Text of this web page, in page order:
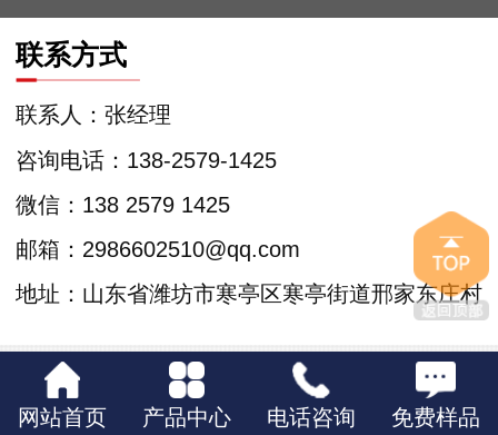
联系方式
咨询电话：138-2579-1425
联系人：张经理
微信：138 2579 1425
邮箱：2986602510@qq.com
地址：山东省潍坊市寒亭区寒亭街道邢家东庄村
网站首页 产品中心 电话咨询 免费样品